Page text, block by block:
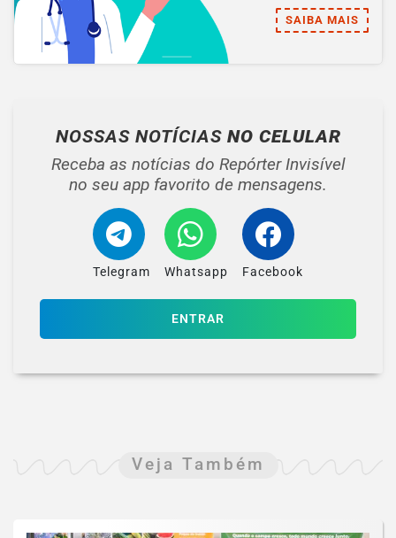
SAIBA MAIS
NOSSAS NOTÍCIAS NO CELULAR
Receba as notícias do Repórter Invisível
no seu app favorito de mensagens.
Telegram Whatsapp Facebook
ENTRAR
Veja Também